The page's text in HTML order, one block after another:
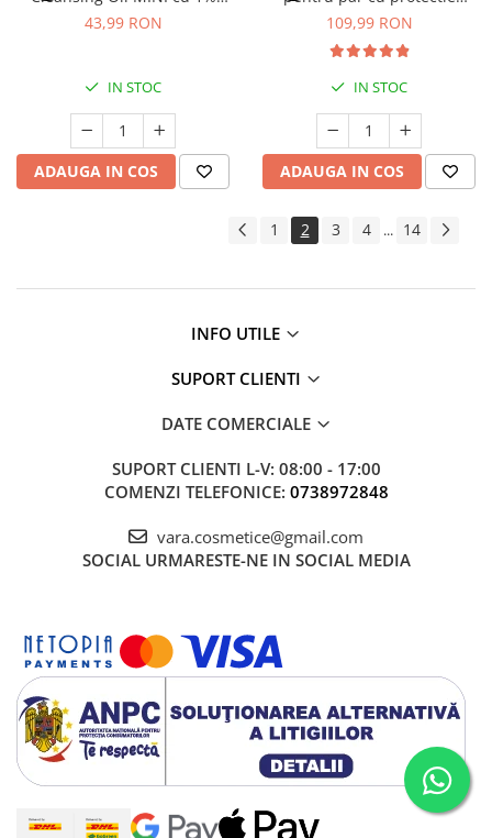
Centella Asiatica, 30 ml –
43,99 RON
IN STOC
ADAUGA IN COS
termica, pentru toate tipurile
109,99 RON
IN STOC
ADAUGA IN COS
1 2 3 4 ... 14
INFO UTILE
SUPORT CLIENTI
DATE COMERCIALE
SUPORT CLIENTI L-V: 08:00 - 17:00
COMENZI TELEFONICE: 0738972848
vara.cosmetice@gmail.com
SOCIAL URMARESTE-NE IN SOCIAL MEDIA